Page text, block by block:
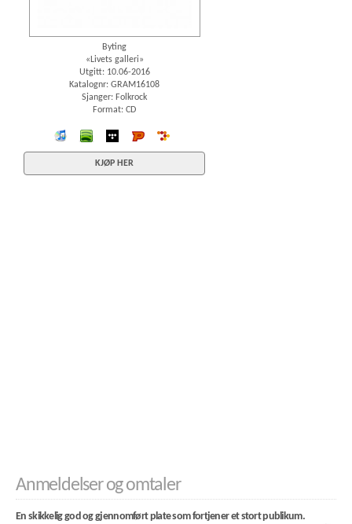
Byting
«Livets galleri»
Utgitt: 10.06-2016
Katalognr: GRAM16108
Sjanger: Folkrock
Format: CD
iTunes spotify wimp Platekompaniet
KJØP HER
Anmeldelser og omtaler
En skikkelig god og gjennomført plate som fortjener et stort publikum.